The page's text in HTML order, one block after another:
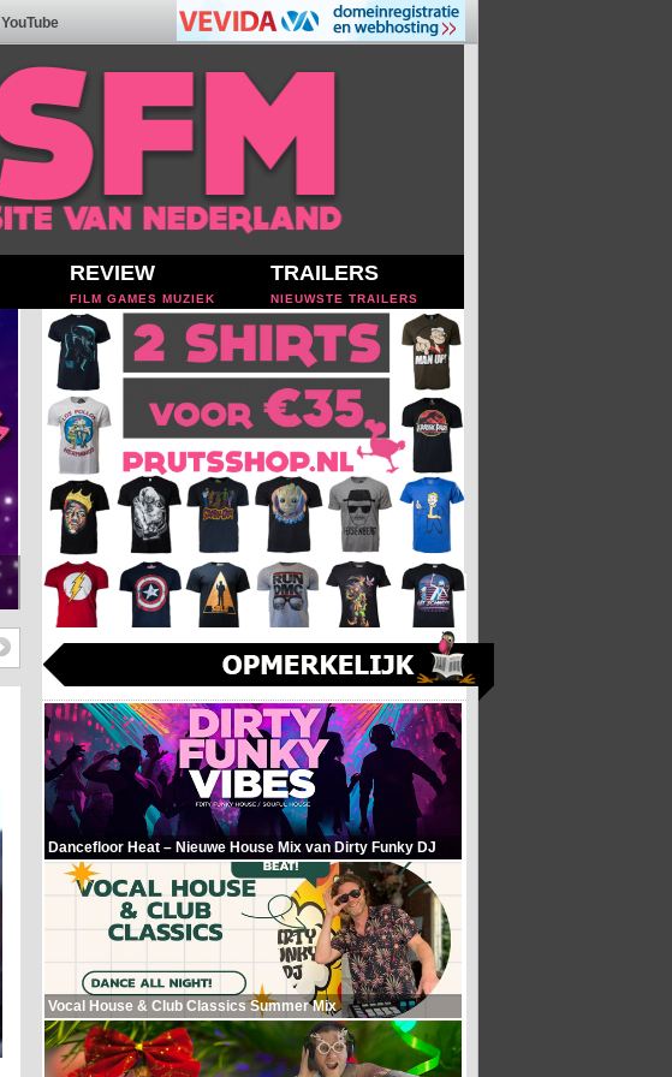
YouTube
REVIEW
FILM GAMES MUZIEK
TRAILERS
NIEUWSTE TRAILERS
Dancefloor Heat – Nieuwe House Mix van Dirty Funky DJ
Vocal House & Club Classics Summer Mix